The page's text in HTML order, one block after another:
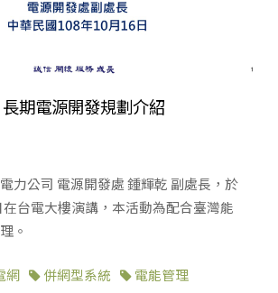
長期電源開發規劃介紹
力公司 電源開發處 鍾輝乾 副處長，於
在台電大樓演講，本活動為配合臺灣能
。
網 併網型系統
電能管理